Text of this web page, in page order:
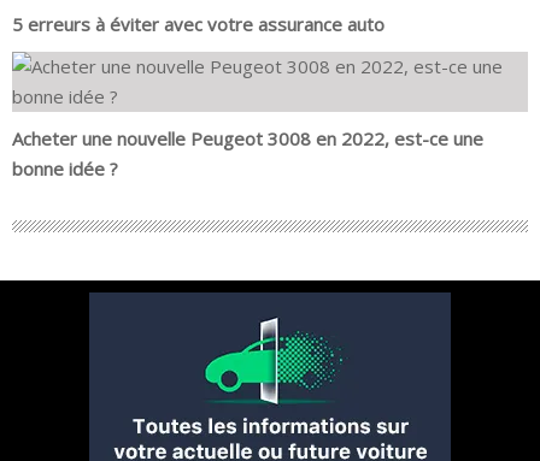
5 erreurs à éviter avec votre assurance auto
Acheter une nouvelle Peugeot 3008 en 2022, est-ce une
bonne idée ?